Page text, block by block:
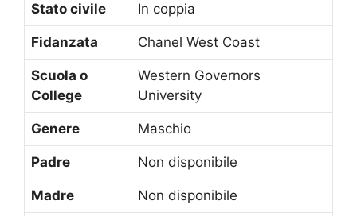
Stato civile In coppia
Fidanzata Chanel West Coast
Scuola o
College
Western Governors
University
Genere Maschio
Padre Non disponibile
Madre Non disponibile